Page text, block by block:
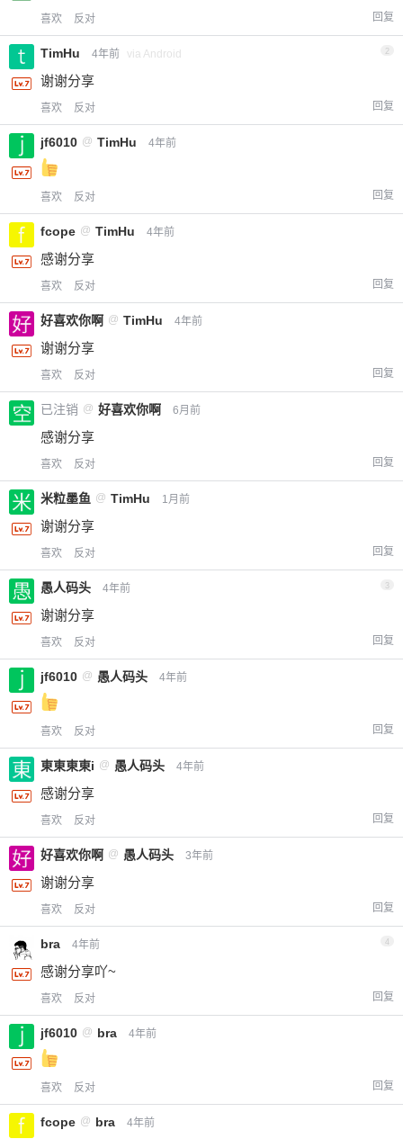
喜欢 反对 回复
TimHu 4年前 via Android 2
谢谢分享
喜欢 反对 回复
jf6010 @ TimHu 4年前
喜欢 反对 回复
fcope @ TimHu 4年前
感谢分享
喜欢 反对 回复
好喜欢你啊 @ TimHu 4年前
谢谢分享
喜欢 反对 回复
已注销 @ 好喜欢你啊 6月前
感谢分享
喜欢 反对 回复
米粒墨鱼 @ TimHu 1月前
谢谢分享
喜欢 反对 回复
愚人码头 4年前 3
谢谢分享
喜欢 反对 回复
jf6010 @ 愚人码头 4年前
喜欢 反对 回复
東東東東i @ 愚人码头 4年前
感谢分享
喜欢 反对 回复
好喜欢你啊 @ 愚人码头 3年前
谢谢分享
喜欢 反对 回复
bra 4年前 4
感谢分享吖~
喜欢 反对 回复
jf6010 @ bra 4年前
喜欢 反对 回复
fcope @ bra 4年前